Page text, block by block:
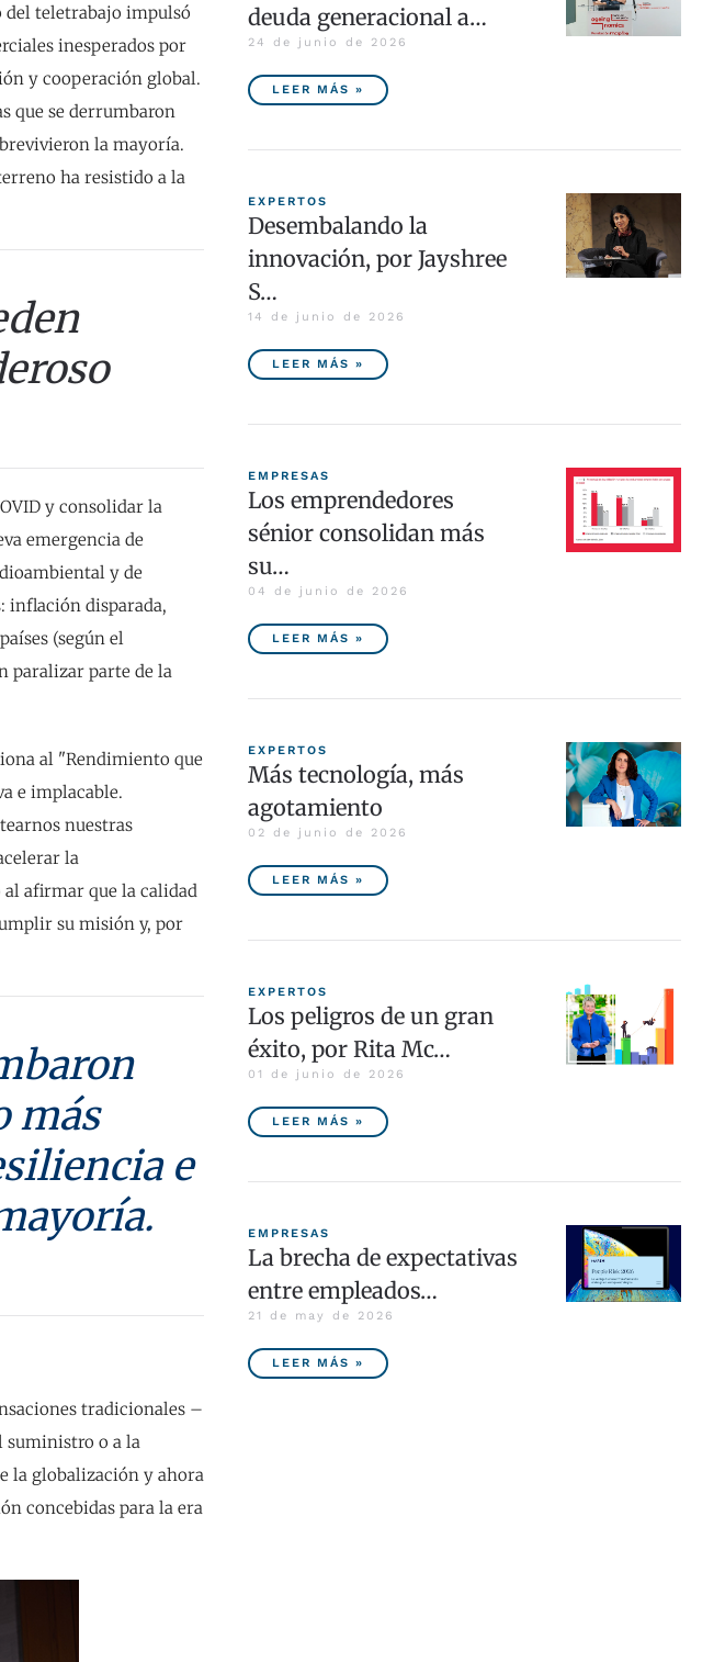
teletrabajo impulsó
inesperados por
y cooperación global.
que se derrumbaron
la mayoría.
ha resistido a la
y consolidar la
emergencia de
y de
inflación disparada,
(según el
paralizar parte de la
al "Rendimiento que
e implacable.
nuestras
la
afirmar que la calidad
su misión y, por
más
e
tradicionales –
suministro o a la
la globalización y ahora
concebidas para la era
deuda generacional a…
24 de junio de 2026
LEER MÁS »
EXPERTOS
Desembalando la
innovación, por Jayshree
S…
14 de junio de 2026
LEER MÁS »
EMPRESAS
Los emprendedores
sénior consolidan más
su…
04 de junio de 2026
LEER MÁS »
EXPERTOS
Más tecnología, más
agotamiento
02 de junio de 2026
LEER MÁS »
EXPERTOS
Los peligros de un gran
éxito, por Rita Mc…
01 de junio de 2026
LEER MÁS »
EMPRESAS
La brecha de expectativas
entre empleados…
21 de may de 2026
LEER MÁS »